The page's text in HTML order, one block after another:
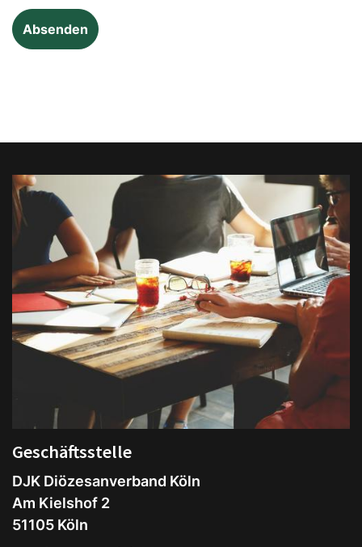
Geschäftsstelle
DJK Diözesanverband Köln
Am Kielshof 2
51105 Köln